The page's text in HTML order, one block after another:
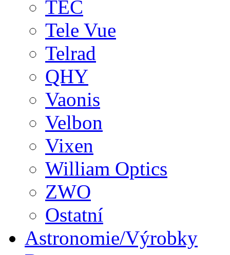
TEC
Tele Vue
Telrad
QHY
Vaonis
Velbon
Vixen
William Optics
ZWO
Ostatní
Astronomie/Výrobky